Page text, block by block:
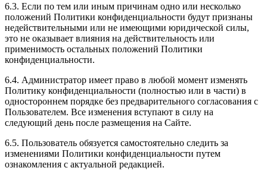
6.3. Если по тем или иным причинам одно или несколько
положений Политики конфиденциальности будут признаны
недействительными или не имеющими юридической силы,
это не оказывает влияния на действительность или
применимость остальных положений Политики
конфиденциальности.
6.4. Администратор имеет право в любой момент изменять
Политику конфиденциальности (полностью или в части) в
одностороннем порядке без предварительного согласования с
Пользователем. Все изменения вступают в силу на
следующий день после размещения на Сайте.
6.5. Пользователь обязуется самостоятельно следить за
изменениями Политики конфиденциальности путем
ознакомления с актуальной редакцией.